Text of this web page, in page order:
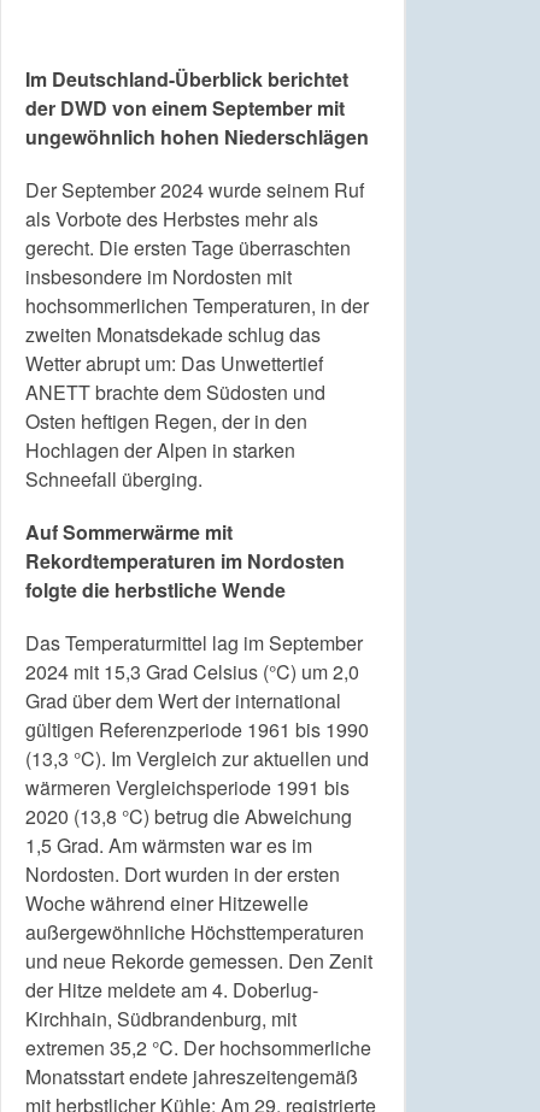
Im Deutschland-Überblick berichtet
der DWD von einem September mit
ungewöhnlich hohen Niederschlägen
Der September 2024 wurde seinem Ruf
als Vorbote des Herbstes mehr als
gerecht. Die ersten Tage überraschten
insbesondere im Nordosten mit
hochsommerlichen Temperaturen, in der
zweiten Monatsdekade schlug das
Wetter abrupt um: Das Unwettertief
ANETT brachte dem Südosten und
Osten heftigen Regen, der in den
Hochlagen der Alpen in starken
Schneefall überging.
Auf Sommerwärme mit
Rekordtemperaturen im Nordosten
folgte die herbstliche Wende
Das Temperaturmittel lag im September
2024 mit 15,3 Grad Celsius (°C) um 2,0
Grad über dem Wert der international
gültigen Referenzperiode 1961 bis 1990
(13,3 °C). Im Vergleich zur aktuellen und
wärmeren Vergleichsperiode 1991 bis
2020 (13,8 °C) betrug die Abweichung
1,5 Grad. Am wärmsten war es im
Nordosten. Dort wurden in der ersten
Woche während einer Hitzewelle
außergewöhnliche Höchsttemperaturen
und neue Rekorde gemessen. Den Zenit
der Hitze meldete am 4. Doberlug-
Kirchhain, Südbrandenburg, mit
extremen 35,2 °C. Der hochsommerliche
Monatsstart endete jahreszeitengemäß
mit herbstlicher Kühle: Am 29. registrierte